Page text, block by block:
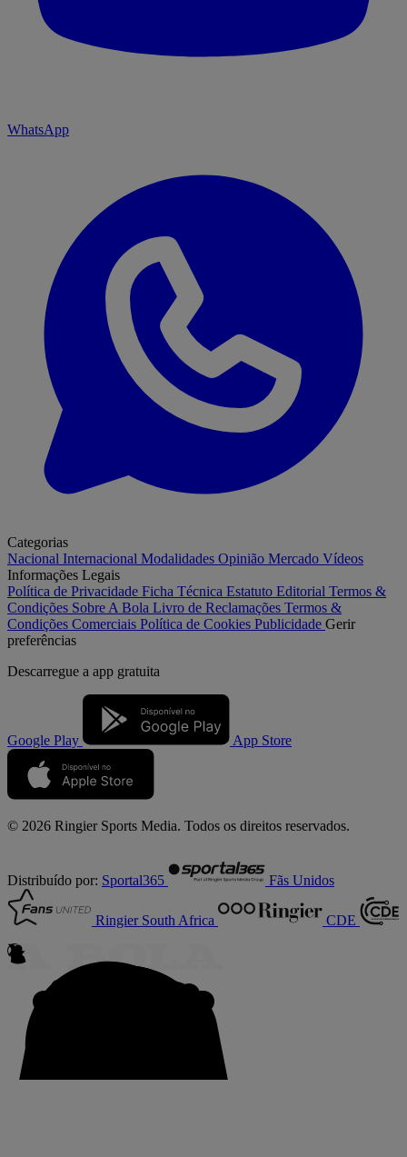
WhatsApp
Categorias
Nacional Internacional Modalidades Opinião Mercado Vídeos
Informações Legais
Política de Privacidade Ficha Técnica Estatuto Editorial Termos &
Condições Sobre A Bola Livro de Reclamações Termos &
Condições Comerciais Política de Cookies Publicidade Gerir
preferências
Descarregue a app gratuita
Google Play App Store
© 2026 Ringier Sports Media. Todos os direitos reservados.
Distribuído por: Sportal365 Fãs Unidos
Ringier South Africa CDE